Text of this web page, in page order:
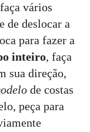
vários
de deslocar a
para fazer a
inteiro, faça
sua direção,
de costas
peça para